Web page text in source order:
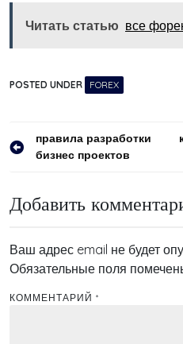
Читать статью все
POSTED UNDER FOREX
Навигация
правила разработки
бизнес проектов
Добавить
Ваш адрес email не будет
Обязательные поля
КОММЕНТАРИЙ *